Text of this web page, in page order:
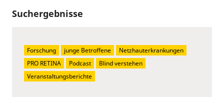
Suchergebnisse
Forschung junge Betroffene
Netzhauterkrankungen
PRO RETINA
Podcast
Blind verstehen
Veranstaltungsberichte